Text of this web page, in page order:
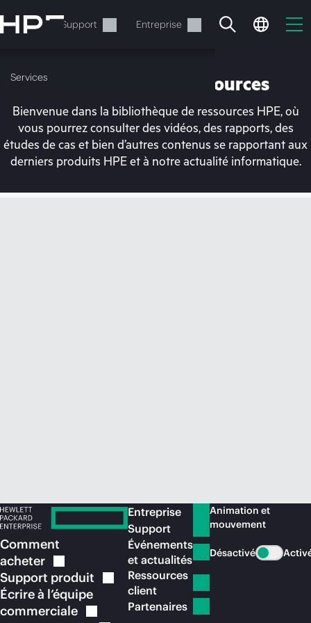
au
contenu
Services Support Entreprise
Services
Votre panier est
Bibliothèque de ressources
Bienvenue dans la bibliothèque de ressources HPE, où
vous pourrez consulter des vidéos, des rapports, des
études de cas et bien d’autres contenus se rapportant aux
derniers produits HPE et à notre actualité informatique.
Comment
acheter
Support produit
Écrire à l’équipe
commerciale
Entreprise
Support
Événements
et actualités
Ressources
client
Partenaires
Animation et
mouvement
Désactivé